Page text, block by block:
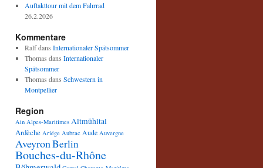
Auftakttour mit dem Fahrrad
26.2.2026
Kommentare
Ralfdans Internationaler Spätsommer
Thomas dans Internationaler
Spätsommer
Thomas dans Schwestern in
Montpellier
Region
Ain Alpes-Maritimes Altmühltal
Ardèche Ariége Aubrac Aude Auvergne
AveyronBerlin
Bouches-du-Rhône